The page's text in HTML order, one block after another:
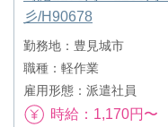
彡/H90678
勤務地：豊見城市
職種：軽作業
雇用形態：派遣社員
時給：1,170円〜